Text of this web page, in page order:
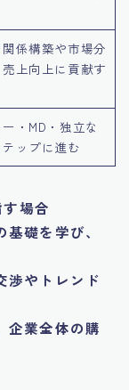
係構築や市場分
上向上に貢献す
・MD・独立な
ップに進む
場合
礎を学び、
渉やトレンド
企業全体の購